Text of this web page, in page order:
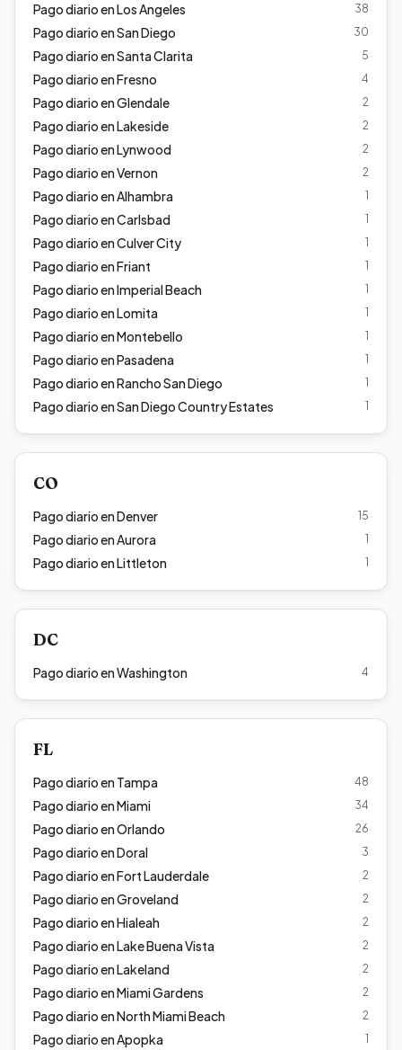
Pago diario enLos Angeles 38
Pago diario enSan Diego 30
Pago diario enSanta Clarita 5
Pago diario enFresno 4
Pago diario enGlendale 2
Pago diario enLakeside 2
Pago diario enLynwood 2
Pago diario enVernon 2
Pago diario enAlhambra 1
Pago diario enCarlsbad 1
Pago diario enCulver City 1
Pago diario enFriant 1
Pago diario enImperial Beach 1
Pago diario enLomita 1
Pago diario enMontebello 1
Pago diario enPasadena 1
Pago diario enRancho San Diego 1
Pago diario enSan Diego Country Estates 1
CO
Pago diario enDenver 15
Pago diario enAurora 1
Pago diario enLittleton 1
DC
Pago diario enWashington 4
FL
Pago diario en Tampa 48
Pago diario enMiami 34
Pago diario enOrlando 26
Pago diario enDoral 3
Pago diario enFort Lauderdale 2
Pago diario enGroveland 2
Pago diario enHialeah 2
Pago diario enLake Buena Vista 2
Pago diario enLakeland 2
Pago diario enMiami Gardens 2
Pago diario enNorth Miami Beach 2
Pago diario enApopka 1